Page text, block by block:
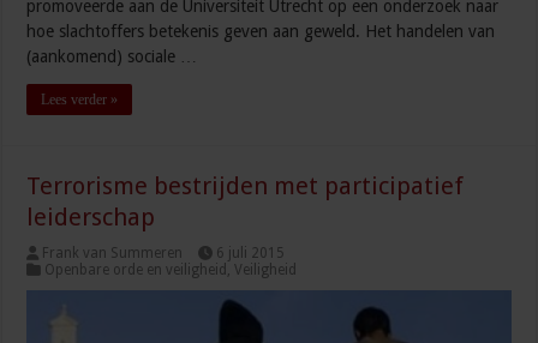
promoveerde aan de Universiteit Utrecht op een onderzoek naar
hoe slachtoffers betekenis geven aan geweld. Het handelen van
(aankomend) sociale …
Lees verder »
Terrorisme bestrijden met participatief
leiderschap
Frank van Summeren
6 juli 2015
Openbare orde en veiligheid ,Veiligheid